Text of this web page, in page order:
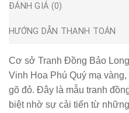
ĐÁNH GIÁ (0)
HƯỚNG DẪN THANH TOÁN
Cơ sở Tranh Đồng Bảo
Vinh Hoa Phú Quý mạ
gõ đỏ. Đây là mẫu tranh
biệt nhờ sự cải tiến từ